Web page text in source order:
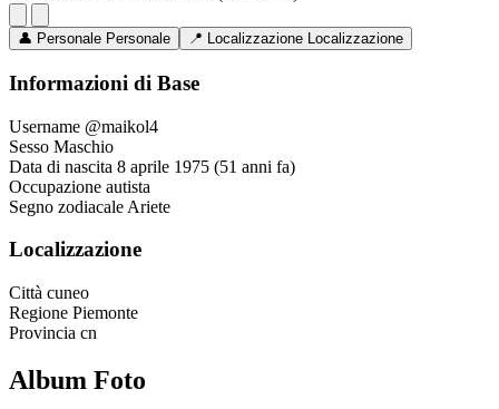
👤 Personale Personale 📍 Localizzazione Localizzazione
Informazioni di Base
Username @maikol4
Sesso Maschio
Data di nascita 8 aprile 1975 (51 anni fa)
Occupazione autista
Segno zodiacale Ariete
Localizzazione
Città cuneo
Regione Piemonte
Provincia cn
Album Foto